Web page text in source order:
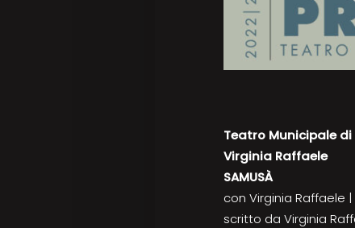
Teatro Municipale di
Virginia Raffaele
SAMUSÀ
con Virginia Raffaele
scritto da Virginia